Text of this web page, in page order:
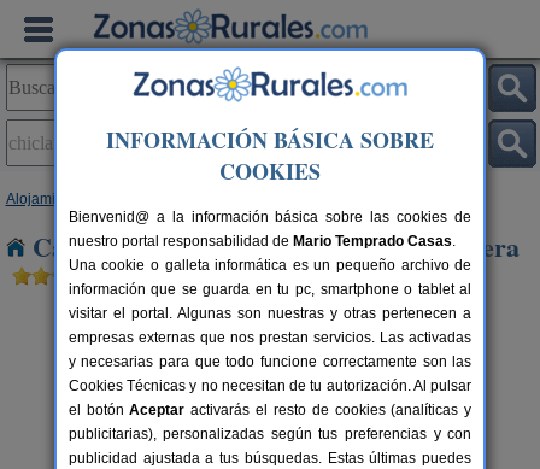
Alojamientos
Casas Rurales en Chiclana de La Frontera
6 pers.
desde24 €
Casa Galindo
Conil de La Frontera (Cádiz)
INFORMACIÓN BÁSICA SOBRE
COOKIES
Bienvenid@ a la información básica sobre las cookies de
nuestro portal responsabilidad de Mario Temprado Casas.
Una cookie o galleta informática es un pequeño archivo de
información que se guarda en tu pc, smartphone o tablet al
visitar el portal. Algunas son nuestras y otras pertenecen a
empresas externas que nos prestan servicios. Las activadas
y necesarias para que todo funcione correctamente son las
Cookies Técnicas y no necesitan de tu autorización. Al pulsar
el botónAceptar activarás el resto de cookies (analíticas y
publicitarias), personalizadas según tus preferencias y con
publicidad ajustada a tus búsquedas. Estas últimas puedes